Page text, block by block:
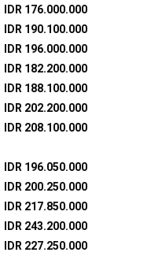
IDR 176.000.000
IDR 190.100.000
IDR 196.000.000
IDR 182.200.000
IDR 188.100.000
IDR 202.200.000
IDR 208.100.000
IDR 196.050.000
IDR 200.250.000
IDR 217.850.000
IDR 243.200.000
IDR 227.250.000